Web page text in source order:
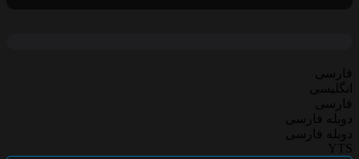
فارسی
انگلیسی
فارسی
دوبله فارسی
دوبله فارسی
YTS